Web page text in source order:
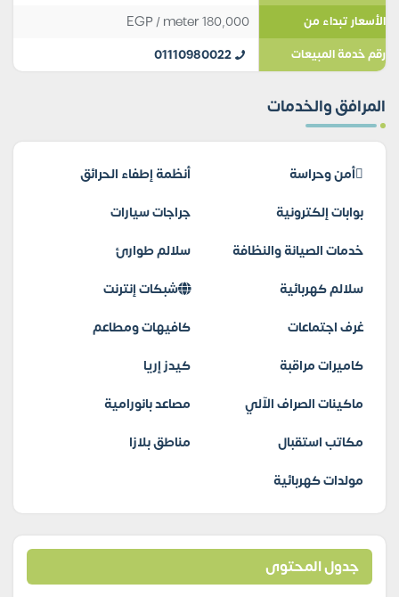
الأسعار تبداء من 180,000
EGP/ meter
رقم خدمة المبيعات 01110980022
المرافق والخدمات
أمن وحراسة
أنظمة إطفاء الحرائق
بوابات إلكترونية
جراجات سيارات
خدمات الصيانة والنظافة
سلالم طوارئ
سلالم كهربائية
شبكات إنترنت
غرف اجتماعات
كافيهات ومطاعم
كاميرات مراقبة
كيدز إريا
ماكينات الصراف الآلي
مصاعد بانورامية
مكاتب استقبال
مناطق بلازا
مولدات كهربائية
جدول المحتوى